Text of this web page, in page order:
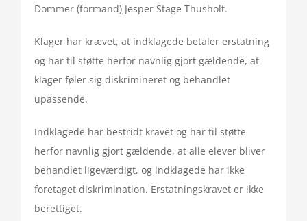
Dommer (formand) Jesper Stage Thusholt.
Klager har krævet, at indklagede betaler erstatning
og har til støtte herfor navnlig gjort gældende, at
klager føler sig diskrimineret og behandlet
upassende.
Indklagede har bestridt kravet og har til støtte
herfor navnlig gjort gældende, at alle elever bliver
behandlet ligeværdigt, og indklagede har ikke
foretaget diskrimination. Erstatningskravet er ikke
berettiget.